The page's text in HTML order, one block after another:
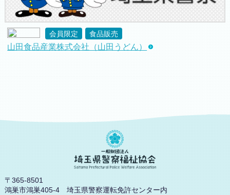
会員限定 食品販売
山田食品産業株式会社（山田うどん）
〒365-8501
鴻巣市鴻巣405-4 埼玉県警察運転免許センター内